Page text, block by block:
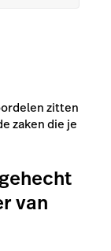
zitten
zaken die je
van